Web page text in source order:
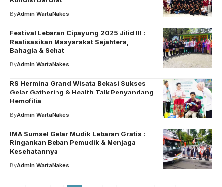
ByAdmin WartaNakes
Festival Lebaran Cipayung 2025 Jilid III :
Realisasikan Masyarakat Sejahtera,
Bahagia & Sehat
ByAdmin WartaNakes
RS Hermina Grand Wisata Bekasi Sukses
Gelar Gathering & Health Talk Penyandang
Hemofilia
ByAdmin WartaNakes
IMA Sumsel Gelar Mudik Lebaran Gratis :
Ringankan Beban Pemudik & Menjaga
Kesehatannya
ByAdmin WartaNakes